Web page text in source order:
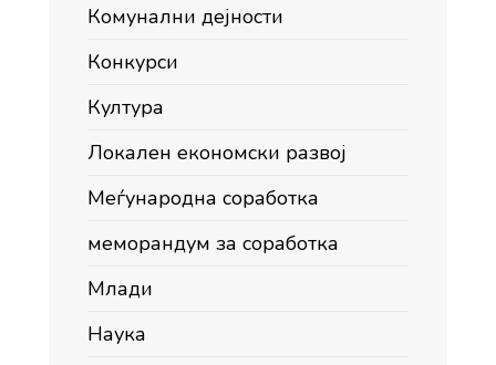
Комунални дејности
Конкурси
Култура
Локален економски развој
Меѓународна соработка
меморандум за соработка
Млади
Наука